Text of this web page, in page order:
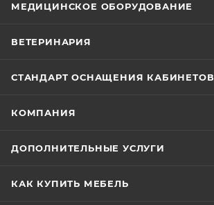
МЕДИЦИНСКОЕ ОБОРУДОВАНИЕ
ВЕТЕРИНАРИЯ
СТАНДАРТ ОСНАЩЕНИЯ КАБИНЕТОВ
КОМПАНИЯ
ДОПОЛНИТЕЛЬНЫЕ УСЛУГИ
КАК КУПИТЬ МЕБЕЛЬ